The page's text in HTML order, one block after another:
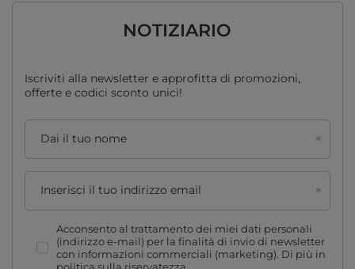
NOTIZIARIO
Iscriviti alla newsletter e approfitta di promozioni,
offerte e codici sconto unici!
Dai il tuo nome
Inserisci il tuo indirizzo email
Acconsento al trattamento dei miei dati personali
(indirizzo e-mail) per la finalità di invio di newsletter
con informazioni commerciali (marketing). Di più in